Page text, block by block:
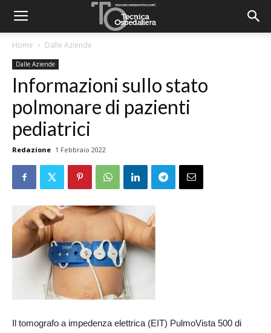
Home Dalle Aziende
Dalle Aziende
Informazioni sullo stato
polmonare di pazienti
pediatrici
Redazione 1 Febbraio 2022
Il tomografo a impedenza elettrica (EIT) PulmoVista 500 di